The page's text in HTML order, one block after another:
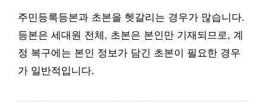
주민등록등본과 초본을 헷갈리는 경우가 많습니다.
등본은 세대원 전체, 초본은 본인만 기재되므로, 계
정 복구에는 본인 정보가 담긴 초본이 필요한 경우
가 일반적입니다.